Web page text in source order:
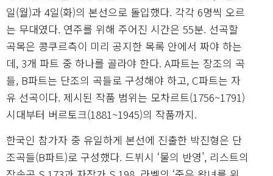
일(월)과 4일(화)의 본선으로 돌입했다. 각각 6명씩 오르
는 무대였다. 연주를 위해 주어진 시간은 55분. 선곡할
곡목은 콩쿠르측이 미리 공지한 목록 안에서 짜야 하는
데, 3개 파트 중 하나를 골라야 한다. A파트는 장조의 곡
들, B파트는 단조의 곡들로 구성해야 하고, C파트는 자
유 선곡이다. 제시된 작품 범위는 모차르트(1756~1791)
시대부터 버르토크(1881~1945)의 작품까지.
한국인 참가자 중 유일하게 본선에 진출한 박진형은 단
조곡들(B파트)로 구성했다. 드뷔시 ‘물의 반영’, 리스트의